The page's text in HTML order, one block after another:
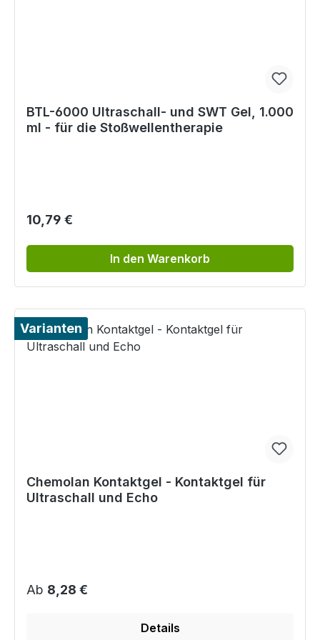
BTL-6000 Ultraschall- und SWT Gel, 1.000
ml - für die Stoßwellentherapie
Regulärer Preis:
10,79 €
In den Warenkorb
Varianten
Chemolan Kontaktgel - Kontaktgel für
Ultraschall und Echo
Regulärer Preis:
Ab 8,28 €
Details